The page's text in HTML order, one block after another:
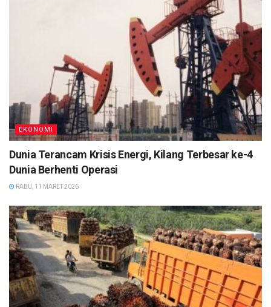
EKONOMI
Dunia Terancam Krisis Energi, Kilang Terbesar ke-4
Dunia Berhenti Operasi
RABU, 11 MARET 2026